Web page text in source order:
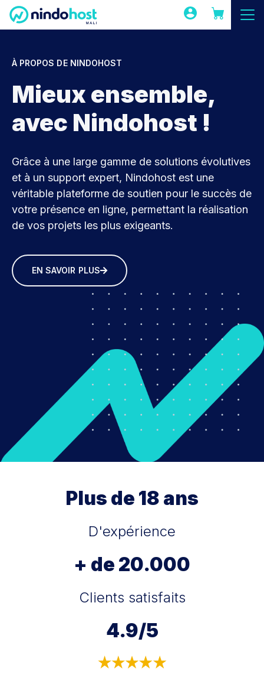
À PROPOS DE NINDOHOST
Mieux ensemble,
avec Nindohost !
Grâce à une large gamme de solutions évolutives
et à un support expert, Nindohost est une
véritable plateforme de soutien pour le succès de
votre présence en ligne, permettant la réalisation
de vos projets les plus exigeants.
EN SAVOIR PLUS
Plus de 18 ans
D'expérience
+ de 20.000
Clients satisfaits
4.9/5